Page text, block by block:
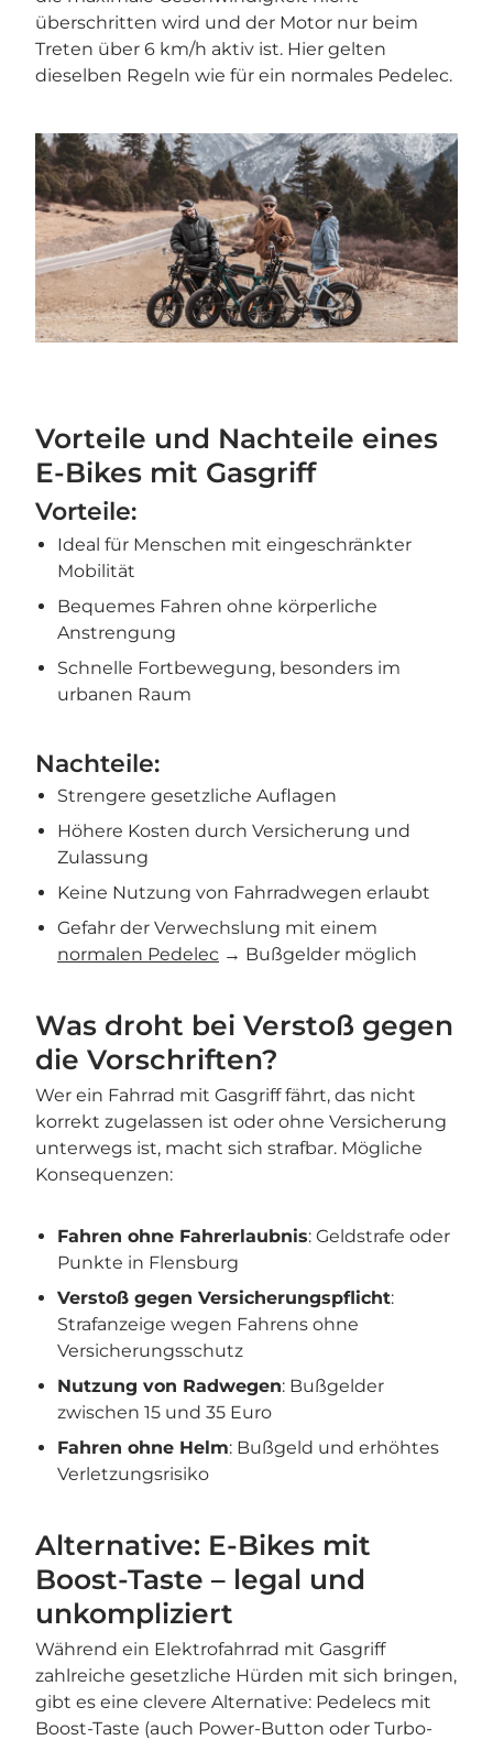
überschritten wird und der Motor nur beim
Treten über 6 km/h aktiv ist. Hier gelten
dieselben Regeln wie für ein normales Pedelec.
Vorteile und Nachteile eines
E-Bikes mit Gasgriff
Vorteile:
Ideal für Menschen mit eingeschränkter
Mobilität
Bequemes Fahren ohne körperliche
Anstrengung
Schnelle Fortbewegung, besonders im
urbanen Raum
Nachteile:
Strengere gesetzliche Auflagen
Höhere Kosten durch Versicherung und
Zulassung
Keine Nutzung von Fahrradwegen erlaubt
Gefahr der Verwechslung mit einem
normalen Pedelec → Bußgelder möglich
Was droht bei Verstoß gegen
die Vorschriften?
Wer ein Fahrrad mit Gasgriff fährt, das nicht
korrekt zugelassen ist oder ohne Versicherung
unterwegs ist, macht sich strafbar. Mögliche
Konsequenzen:
Fahren ohne Fahrerlaubnis: Geldstrafe oder
Punkte in Flensburg
Verstoß gegen Versicherungspflicht:
Strafanzeige wegen Fahrens ohne
Versicherungsschutz
Nutzung von Radwegen: Bußgelder
zwischen 15 und 35 Euro
Fahren ohne Helm: Bußgeld und erhöhtes
Verletzungsrisiko
Alternative: E-Bikes mit
Boost-Taste – legal und
unkompliziert
Während ein Elektrofahrrad mit Gasgriff
zahlreiche gesetzliche Hürden mit sich bringen,
gibt es eine clevere Alternative: Pedelecs mit
Boost-Taste (auch Power-Button oder Turbo-